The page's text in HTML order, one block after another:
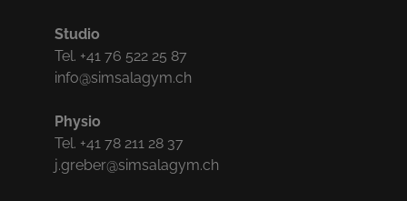
Studio
Tel. +41 76 522 25 87
info@simsalagym.ch
Physio
Tel. +41 78 211 28 37
j.greber@simsalagym.ch